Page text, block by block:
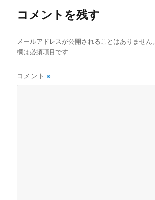
コメントを残す
メールアドレスが公開されることはありません。
欄は必須項目です
コメント※